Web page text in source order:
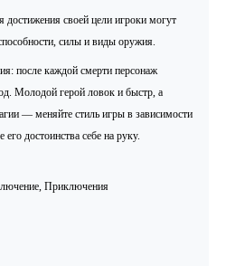
своей цели игроки могут
силы и виды оружия.
после каждой смерти персонаж
Молодой герой ловок и быстр, а
— меняйте стиль игры в зависимости
его достоинства себе на руку.
Приключения